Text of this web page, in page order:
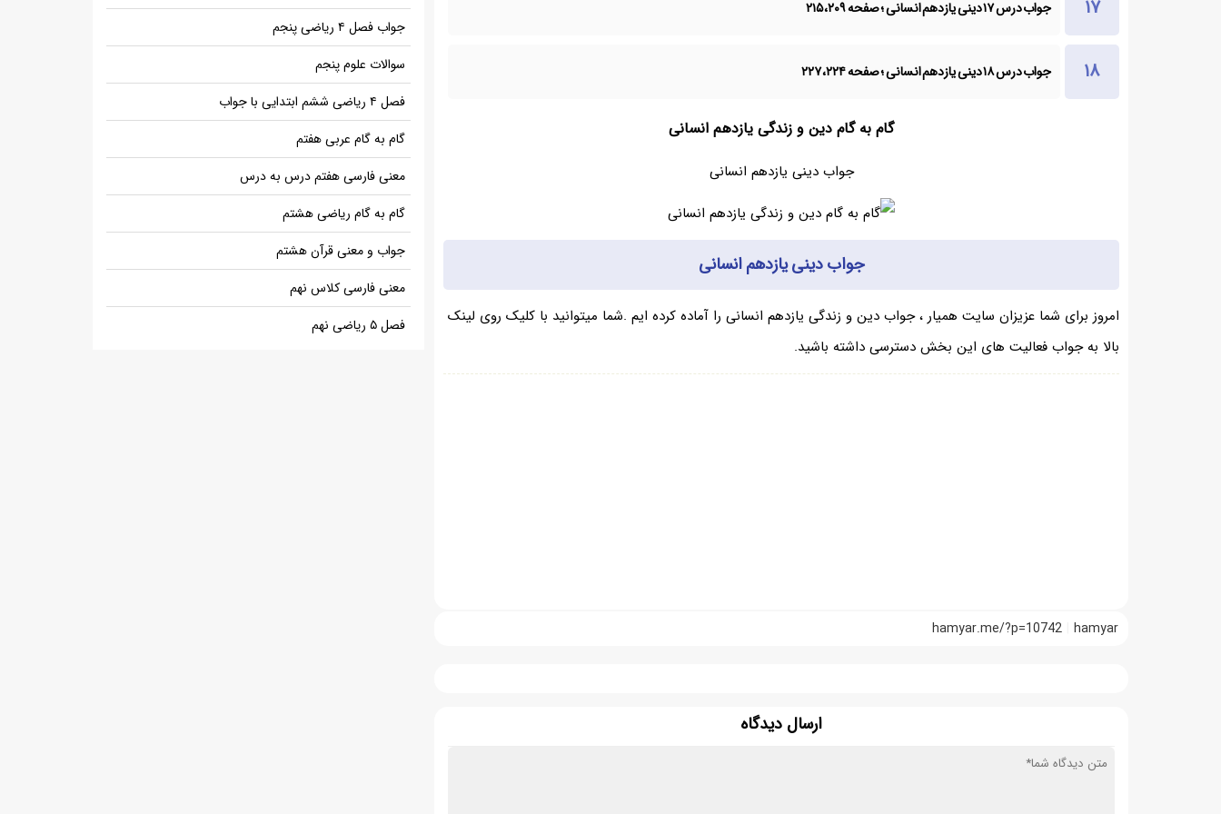
جواب درس ۱۷ دینی یازدهم انسانی ؛ صفحه ۲۰۹، ۲۱۵
جواب درس ۱۸ دینی یازدهم انسانی ؛ صفحه ۲۲۴، ۲۲۷
گام به گام دین و زندگی یازدهم انسانی
جواب دینی یازدهم انسانی
جواب دینی یازدهم انسانی
امروز برای شما عزیزان سایت همیار ، جواب دین و زندگی یازدهم انسانی را آماده کرده ایم .شما میتوانید با کلیک روی لینک
بالا به جواب فعالیت های این بخش دسترسی داشته باشید.
hamyar
hamyar.me/?p=10742
ارسال دیدگاه
جواب فصل ۴ ریاضی پنجم
سوالات علوم پنجم
فصل ۴ ریاضی ششم ابتدایی با جواب
گام به گام عربی هفتم
معنی فارسی هفتم درس به درس
گام به گام ریاضی هشتم
جواب و معنی قرآن هشتم
معنی فارسی کلاس نهم
فصل ۵ ریاضی نهم